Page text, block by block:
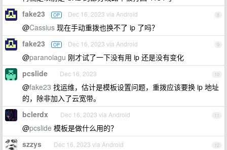
8
fake23 OP Dec 16, 2023 via Android
@Cassius 现在手动重拨也换不了 ip 了吗？
9
fake23 OP Dec 16, 2023 via Android
@paranoiagu 刚才试了一下没有用 ip 还是没有变化
10
pcslide Dec 16, 2023
@fake23 找运维，估计是模板设置问题，重拨应该要换 ip 地址
的，除非加入了云宽带。
11
bclerdx Dec 16, 2023 via Android
@pcslide 模板是做什么用的？
12
szzys Dec 16, 2023 via Android